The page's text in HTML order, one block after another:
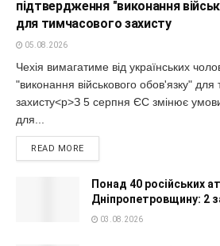
підтвердження "виконання
для тимчасового захисту
05.08.2026
Чехія вимагатиме від українських
"виконання військового обов'язку" для
захисту<p>З 5 серпня ЄС змінює
для...
READ MORE
Понад 40 російських
Дніпропетровщину: 2
03.08.2026